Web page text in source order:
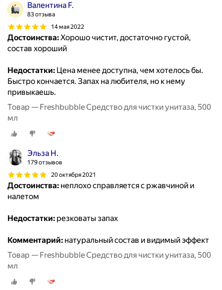
Валентина F.
83 отзыва
14 мая 2022
Достоинства:Хорошо чистит, достаточно густой,
состав хороший
Недостатки: Цена менее доступна, чем хотелось бы.
Быстро кончается. Запах на любителя, но к нему
привыкаешь.
Товар — Freshbubble Средство для чистки унитаза, 500
мл
Эльза Н.
179 отзывов
20 октября 2021
Достоинства: неплохо справляется с ржавчиной и
налетом
Недостатки: резковаты запах
Комментарий: натуральный состав и видимый эффект
Товар — Freshbubble Средство для чистки унитаза, 500
мл